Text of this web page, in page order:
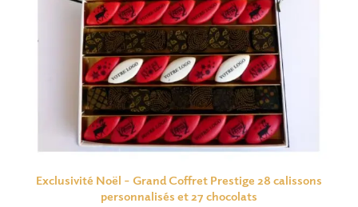
Exclusivité Noël – Grand Coffret Prestige 28 calissons
personnalisés et 27 chocolats